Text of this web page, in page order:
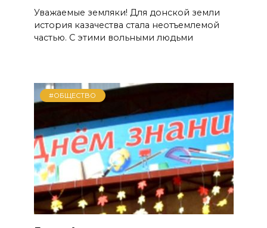
Уважаемые земляки! Для донской земли
история казачества стала неотъемлемой
частью. С этими вольными людьми
#ОБЩЕСТВО